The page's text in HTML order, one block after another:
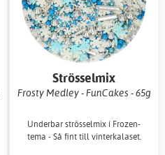
Strösselmix
Frosty Medley - FunCakes - 65g
Underbar strösselmix i Frozen-
tema - Så fint till vinterkalaset.